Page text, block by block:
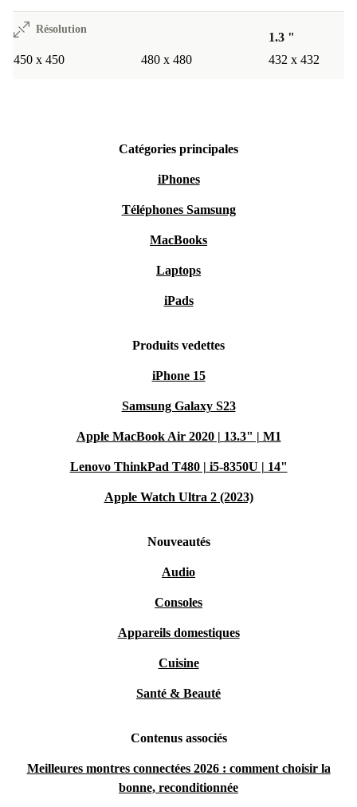
Résolution
450 x 450 480 x 480
1.3 "
432 x 432
Catégories principales
iPhones
Téléphones Samsung
MacBooks
Laptops
iPads
Produits vedettes
iPhone 15
Samsung Galaxy S23
Apple MacBook Air 2020 | 13.3" | M1
Lenovo ThinkPad T480 | i5-8350U | 14"
Apple Watch Ultra 2 (2023)
Nouveautés
Audio
Consoles
Appareils domestiques
Cuisine
Santé & Beauté
Contenus associés
Meilleures montres connectées 2026 : comment choisir la
bonne, reconditionnée